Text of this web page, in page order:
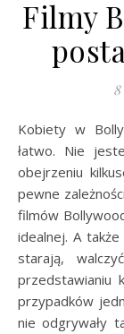
Filmy
Kobiety w Bollywood od samych początków nie miały
łatwo. Nie
obejrzeniu
pewne
filmów
idealnej. A
starają,
przedstawianiu
przypadków
nie odgrywały